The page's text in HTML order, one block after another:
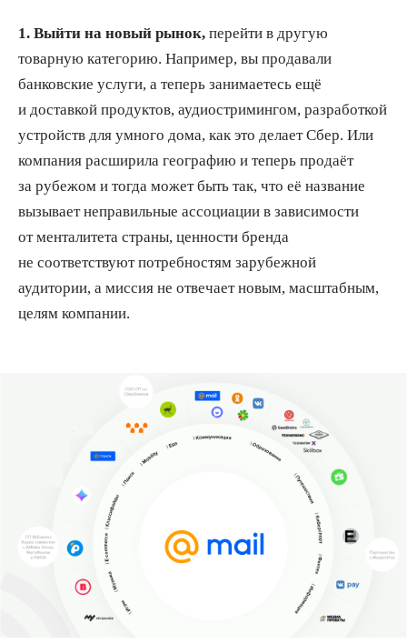
1. Выйти на новый рынок, перейти в другую
товарную категорию. Например, вы продавали
банковские услуги, а теперь занимаетесь ещё
и доставкой продуктов, аудиостримингом, разработкой
устройств для умного дома, как это делает Сбер. Или
компания расширила географию и теперь продаёт
за рубежом и тогда может быть так, что её название
вызывает неправильные ассоциации в зависимости
от менталитета страны, ценности бренда
не соответствуют потребностям зарубежной
аудитории, а миссия не отвечает новым, масштабным,
целям компании.